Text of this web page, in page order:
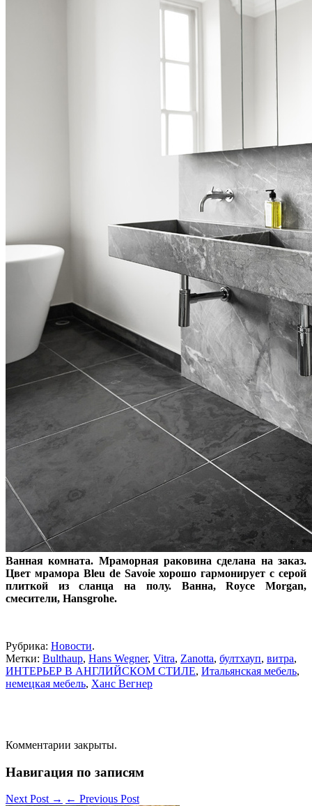
Ванная комната. Мраморная раковина сделана на заказ.
Цвет мрамора Bleu de Savoie хорошо гармонирует с серой
плиткой из сланца на полу. Ванна, Royce Morgan,
смесители, Hansgrohe.
Рубрика: Новости.
Метки: Bulthaup, Hans Wegner, Vitra, Zanotta, бултхауп, витра,
ИНТЕРЬЕР В АНГЛИЙСКОМ СТИЛЕ, Итальянская мебель,
немецкая мебель, Ханс Вегнер
Комментарии закрыты.
Навигация по записям
Next Post → ← Previous Post